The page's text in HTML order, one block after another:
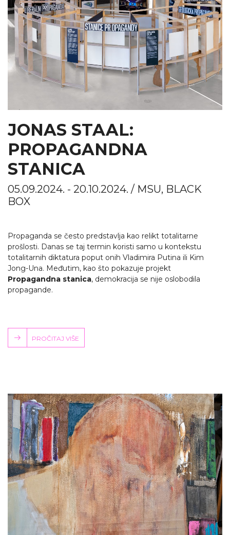
JONAS STAAL:
PROPAGANDNA
STANICA
05.09.2024. - 20.10.2024. / MSU, BLACK
BOX
Propaganda se često predstavlja kao relikt totalitarne
prošlosti. Danas se taj termin koristi samo u kontekstu
totalitarnih diktatura poput onih Vladimira Putina ili Kim
Jong-Una. Međutim, kao što pokazuje projekt
Propagandna stanica, demokracija se nije oslobodila
propagande.
PROČITAJ VIŠE